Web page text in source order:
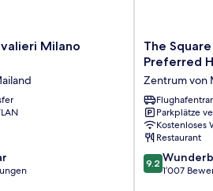
Milano
The
Square
Duomo
-
Preferred
Hotels
&
Resorts
Zentrum
The
Preferred
Zentrum von
Parkplätze
Kostenloses
Restaurant
9.2
von
9.2
1’007